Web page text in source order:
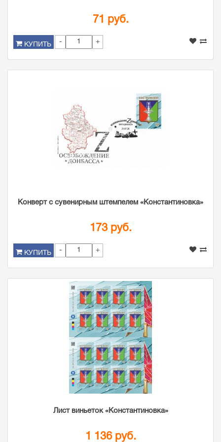
71 руб.
КУПИТЬ - +
Конверт с сувенирным штемпелем «Константиновка»
173 руб.
КУПИТЬ - +
Лист виньеток «Константиновка»
1 136 руб.